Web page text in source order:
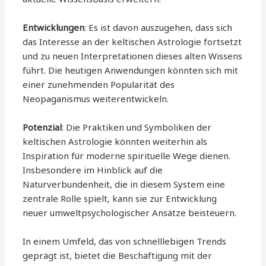
Entwicklungen: Es ist davon auszugehen, dass sich
das Interesse an der keltischen Astrologie fortsetzt
und zu neuen Interpretationen dieses alten Wissens
führt. Die heutigen Anwendungen könnten sich mit
einer zunehmenden Popularität des
Neopaganismus weiterentwickeln.
Potenzial: Die Praktiken und Symboliken der
keltischen Astrologie könnten weiterhin als
Inspiration für moderne spirituelle Wege dienen.
Insbesondere im Hinblick auf die
Naturverbundenheit, die in diesem System eine
zentrale Rolle spielt, kann sie zur Entwicklung
neuer umweltpsychologischer Ansätze beisteuern.
In einem Umfeld, das von schnelllebigen Trends
geprägt ist, bietet die Beschäftigung mit der